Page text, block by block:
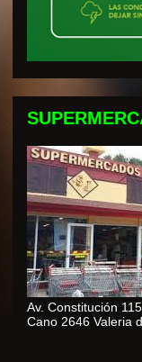
Av. Constitución
Cano 2646 Valeria